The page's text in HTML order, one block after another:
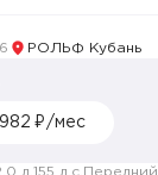
РОЛЬФ Кубань
₽/мес
л. 155 л.с. Передний